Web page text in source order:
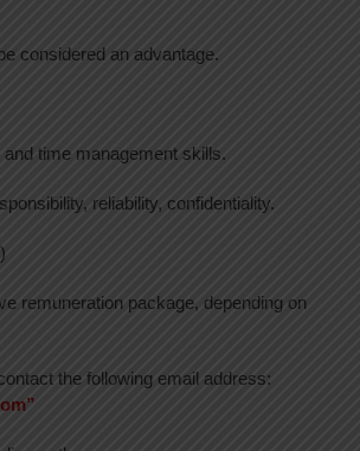
considered an advantage.
time management skills.
reliability, confidentiality.
remuneration package, depending on
the following email address: